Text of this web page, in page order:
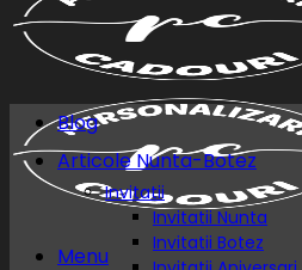
Menu
Blog
Articole Nunta-Botez
Invitatii
Invitatii Nunta
Invitatii Botez